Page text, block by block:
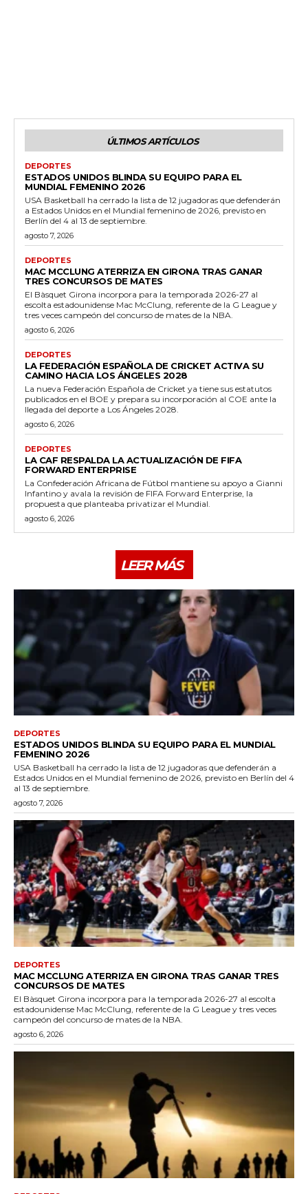
ÚLTIMOS ARTÍCULOS
DEPORTES
ESTADOS UNIDOS BLINDA SU EQUIPO PARA EL
MUNDIAL FEMENINO 2026
USA Basketball ha cerrado la lista de 12 jugadoras que defenderán
a Estados Unidos en el Mundial femenino de 2026, previsto en
Berlín del 4 al 13 de septiembre.
agosto 7, 2026
DEPORTES
MAC MCCLUNG ATERRIZA EN GIRONA TRAS GANAR
TRES CONCURSOS DE MATES
El Bàsquet Girona incorpora para la temporada 2026-27 al
escolta estadounidense Mac McClung, referente de la G League y
tres veces campeón del concurso de mates de la NBA.
agosto 6, 2026
DEPORTES
LA FEDERACIÓN ESPAÑOLA DE CRICKET ACTIVA SU
CAMINO HACIA LOS ÁNGELES 2028
La nueva Federación Española de Cricket ya tiene sus estatutos
publicados en el BOE y prepara su incorporación al COE ante la
llegada del deporte a Los Ángeles 2028.
agosto 6, 2026
DEPORTES
LA CAF RESPALDA LA ACTUALIZACIÓN DE FIFA
FORWARD ENTERPRISE
La Confederación Africana de Fútbol mantiene su apoyo a Gianni
Infantino y avala la revisión de FIFA Forward Enterprise, la
propuesta que planteaba privatizar el Mundial.
agosto 6, 2026
LEER MÁS
DEPORTES
ESTADOS UNIDOS BLINDA SU EQUIPO PARA EL MUNDIAL
FEMENINO 2026
USA Basketball ha cerrado la lista de 12 jugadoras que defenderán a
Estados Unidos en el Mundial femenino de 2026, previsto en Berlín del 4
al 13 de septiembre.
agosto 7, 2026
DEPORTES
MAC MCCLUNG ATERRIZA EN GIRONA TRAS GANAR TRES
CONCURSOS DE MATES
El Bàsquet Girona incorpora para la temporada 2026-27 al escolta
estadounidense Mac McClung, referente de la G League y tres veces
campeón del concurso de mates de la NBA.
agosto 6, 2026